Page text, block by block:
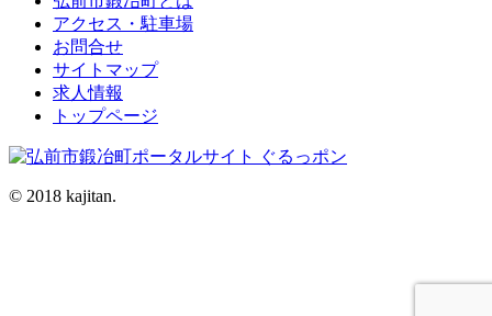
アクセス・駐車場
お問合せ
サイトマップ
求人情報
トップページ
© 2018 kajitan.